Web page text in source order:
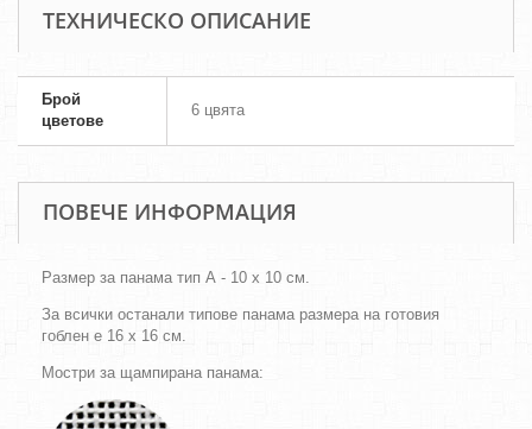
ТЕХНИЧЕСКО ОПИСАНИЕ
Брой
цветове
6 цвята
ПОВЕЧЕ ИНФОРМАЦИЯ
Размер за панама тип А - 10 х 10 см.
За всички останали типове панама размера на готовия
гоблен е 16 х 16 см.
Мостри за щампирана панама: